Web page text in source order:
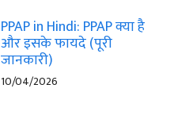
PPAP in Hindi: PPAP क्या है
और इसके फायदे (पूरी
जानकारी)
10/04/2026